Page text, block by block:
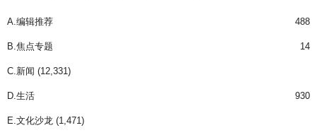
A.编辑推荐 488
B.焦点专题 14
C.新闻 (12,331)
D.生活 930
E.文化沙龙 (1,471)